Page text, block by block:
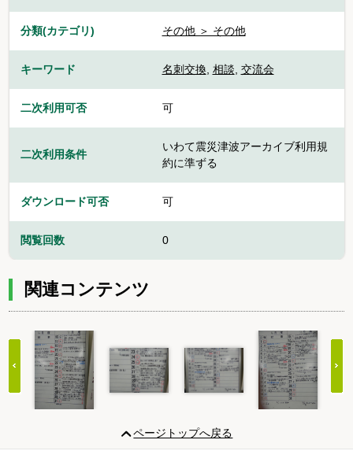
分類(カテゴリ) その他 ＞ その他
キーワード 名刺交換, 相談, 交流会
二次利用可否 可
二次利用条件
いわて震災津波アーカイブ利用規
約に準ずる
ダウンロード可否 可
閲覧回数 0
関連コンテンツ
20
ページトップへ戻る